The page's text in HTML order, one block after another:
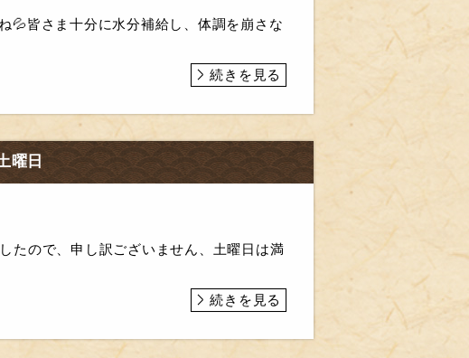
💦皆さま十分に水分補給し、体調を崩さな
続きを見る
曜日
たので、申し訳ございません、土曜日は満
続きを見る